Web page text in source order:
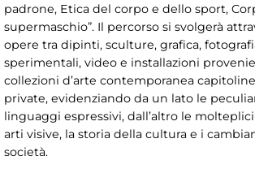
padrone, Etica del corpo e dello sport,
supermaschio”. Il percorso si svolgerà
opere tra dipinti, sculture, grafica,
sperimentali, video e installazioni
collezioni d’arte contemporanea
private, evidenziando da un lato le
linguaggi espressivi, dall’altro le
arti visive, la storia della cultura e i
società.